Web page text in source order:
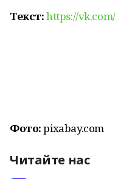
Текст:https://
Фото:pixabay.com
Читайте нас